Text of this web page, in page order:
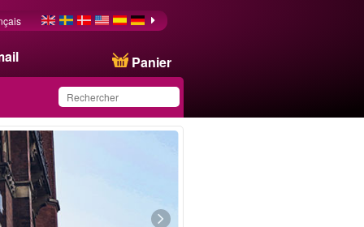
Panier
Ce produit a été
sauvegardé dans votre